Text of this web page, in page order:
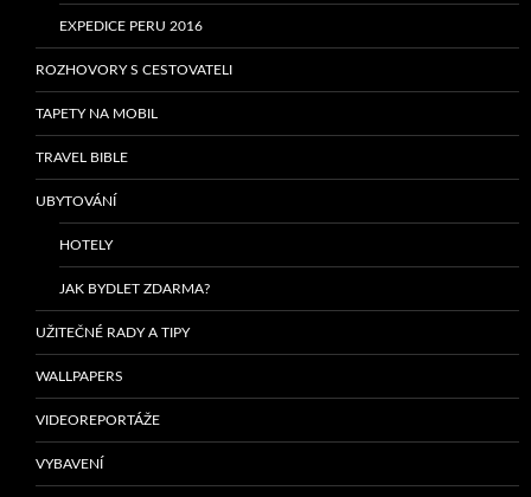
EXPEDICE PERU 2016
ROZHOVORY S CESTOVATELI
TAPETY NA MOBIL
TRAVEL BIBLE
UBYTOVÁNÍ
HOTELY
JAK BYDLET ZDARMA?
UŽITEČNÉ RADY A TIPY
WALLPAPERS
VIDEOREPORTÁŽE
VYBAVENÍ